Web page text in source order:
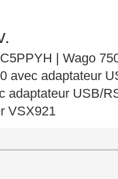
| Wago
avec adaptateur
adaptateur USB/
VSX921